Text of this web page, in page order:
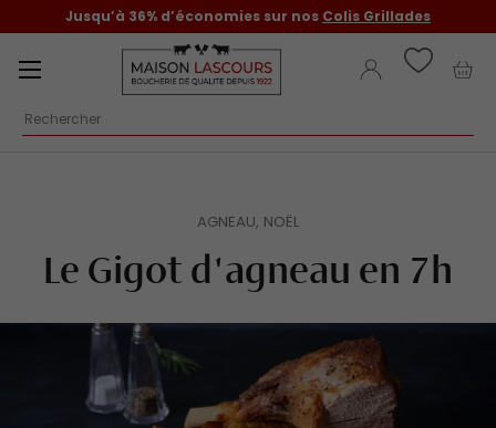
Aller au contenu
Jusqu’à 36% d’économies sur nos Colis Grillades
Recherche
Se connecter
Menu
AGNEAU, NOËL
Le Gigot d'agneau en 7h